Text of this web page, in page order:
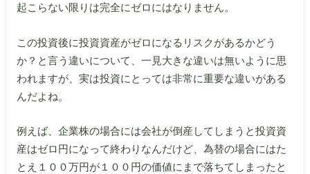
起こらない限りは完全にゼロにはなりません。
この投資後に投資資産がゼロになるリスクがあるかどう
か？と言う違いについて、一見大きな違いは無いように思
われますが、実は投資にとっては非常に重要な違いがある
んだよね。
例えば、企業株の場合には会社が倒産してしまうと投資資
産はゼロ円になって終わりなんだけど、為替の場合にはた
とえ１００万円が１００円の価値にまで落ちてしまったと